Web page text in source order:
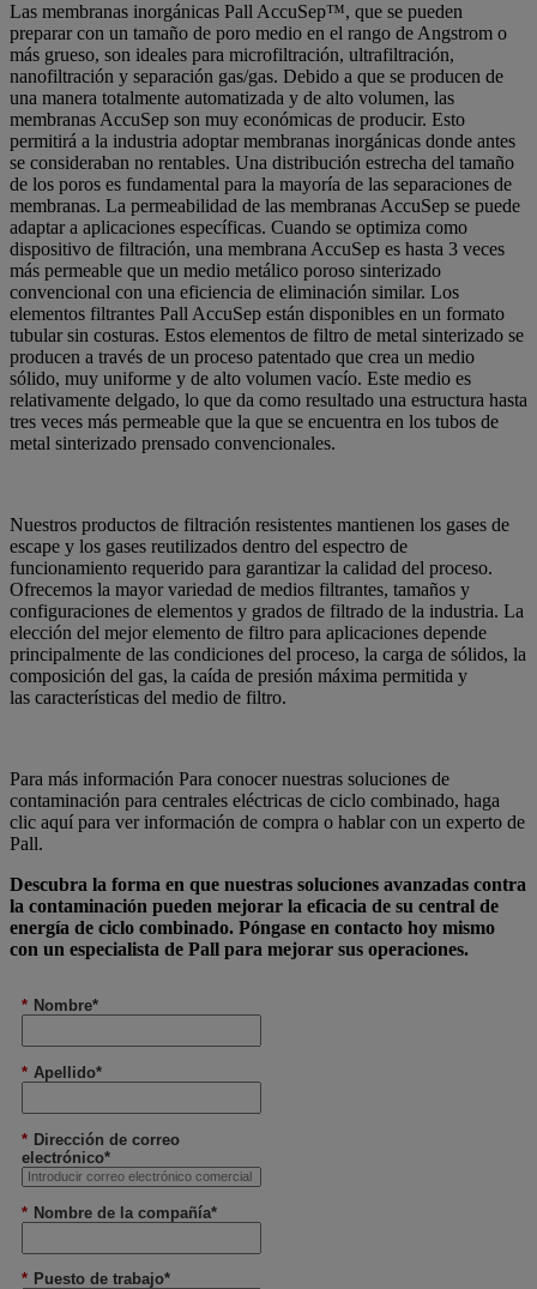
Las membranas inorgánicas Pall AccuSep™, que se pueden
preparar con un tamaño de poro medio en el rango de Angstrom o
más grueso, son ideales para microfiltración, ultrafiltración,
nanofiltración y separación gas/gas. Debido a que se producen de
una manera totalmente automatizada y de alto volumen, las
membranas AccuSep son muy económicas de producir. Esto
permitirá a la industria adoptar membranas inorgánicas donde antes
se consideraban no rentables. Una distribución estrecha del tamaño
de los poros es fundamental para la mayoría de las separaciones de
membranas. La permeabilidad de las membranas AccuSep se puede
adaptar a aplicaciones específicas. Cuando se optimiza como
dispositivo de filtración, una membrana AccuSep es hasta 3 veces
más permeable que un medio metálico poroso sinterizado
convencional con una eficiencia de eliminación similar. Los
elementos filtrantes Pall AccuSep están disponibles en un formato
tubular sin costuras. Estos elementos de filtro de metal sinterizado se
producen a través de un proceso patentado que crea un medio
sólido, muy uniforme y de alto volumen vacío. Este medio es
relativamente delgado, lo que da como resultado una estructura hasta
tres veces más permeable que la que se encuentra en los tubos de
metal sinterizado prensado convencionales.
Nuestros productos de filtración resistentes mantienen los gases de
escape y los gases reutilizados dentro del espectro de
funcionamiento requerido para garantizar la calidad del proceso.
Ofrecemos la mayor variedad de medios filtrantes, tamaños y
configuraciones de elementos y grados de filtrado de la industria. La
elección del mejor elemento de filtro para aplicaciones depende
principalmente de las condiciones del proceso, la carga de sólidos, la
composición del gas, la caída de presión máxima permitida y
las características del medio de filtro.
Para más información Para conocer nuestras soluciones de
contaminación para centrales eléctricas de ciclo combinado, haga
clic aquí para ver información de compra o hablar con un experto de
Pall.
Descubra la forma en que nuestras soluciones avanzadas contra
la contaminación pueden mejorar la eficacia de su central de
energía de ciclo combinado. Póngase en contacto hoy mismo
con un especialista de Pall para mejorar sus operaciones.
* Nombre*
* Apellido*
* Dirección de correo
electrónico*
* Nombre de la compañía*
* Puesto de trabajo*